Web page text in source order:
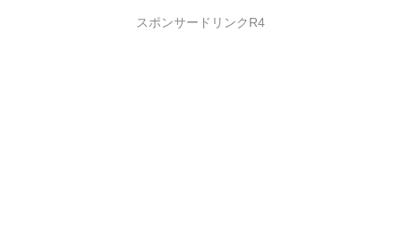
スポンサードリンクR4